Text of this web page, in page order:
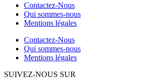
Contactez-Nous
Qui sommes-nous
Mentions légales
Contactez-Nous
Qui sommes-nous
Mentions légales
SUIVEZ-NOUS SUR